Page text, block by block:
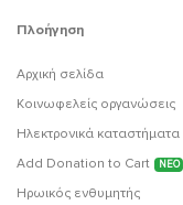
Πλοήγηση
Αρχική σελίδα
Κοινωφελείς οργανώσεις
Ηλεκτρονικά καταστήματα
Add Donation to Cart
ΝΕΟ
Ηρωικός ενθυμητής